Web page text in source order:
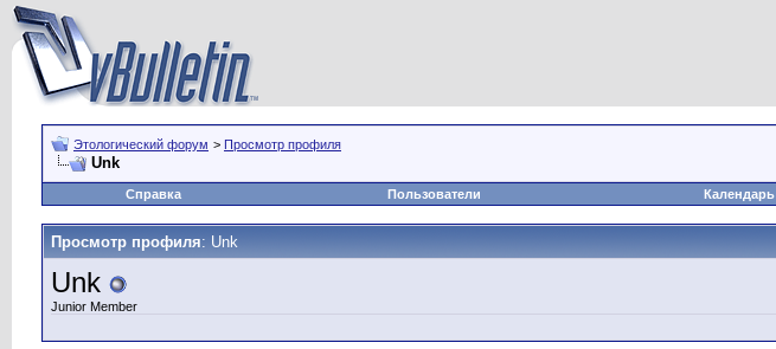
Этологический форум > Просмотр профиля
Unk
Справка
Пользователи Календарь
Просмотр профиля: Unk
Unk
Junior Member